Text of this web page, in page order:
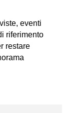
eventi
riferimento
restare